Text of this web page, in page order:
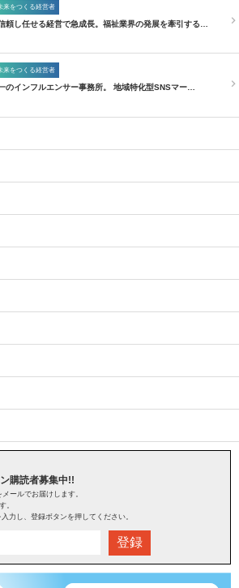
来をつくる経営者
頼し任せる経営で急成長。福祉業界の発展を牽引する…
来をつくる経営者
のインフルエンサー事務所。 地域特化型SNSマー…
購読者募集中!!
ールでお届けします。
。
力し、登録ボタンを押してください。
登録